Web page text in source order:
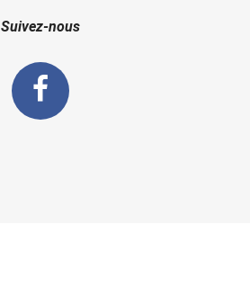
Suivez-nous